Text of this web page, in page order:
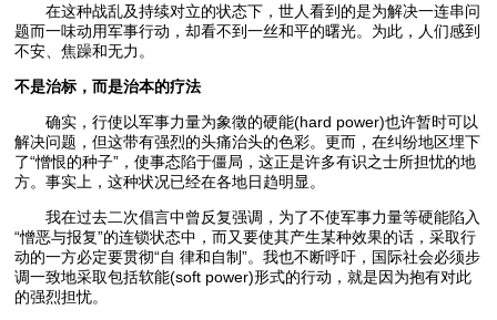
在这种战乱及持续对立的状态下，世人看到的是为解决一连串问
题而一味动用军事行动，却看不到一丝和平的曙光。为此，人们感到
不安、焦躁和无力。
不是治标，而是治本的疗法
确实，行使以军事力量为象徵的硬能(hard power)也许暂时可以
解决问题，但这带有强烈的头痛治头的色彩。更而，在纠纷地区埋下
了“憎恨的种子”，使事态陷于僵局，这正是许多有识之士所担忧的地
方。事实上，这种状况已经在各地日趋明显。
我在过去二次倡言中曾反复强调，为了不使军事力量等硬能陷入
“憎恶与报复”的连锁状态中，而又要使其产生某种效果的话，采取行
动的一方必定要贯彻“自 律和自制”。我也不断呼吁，国际社会必须步
调一致地采取包括软能(soft power)形式的行动，就是因为抱有对此
的强烈担忧。